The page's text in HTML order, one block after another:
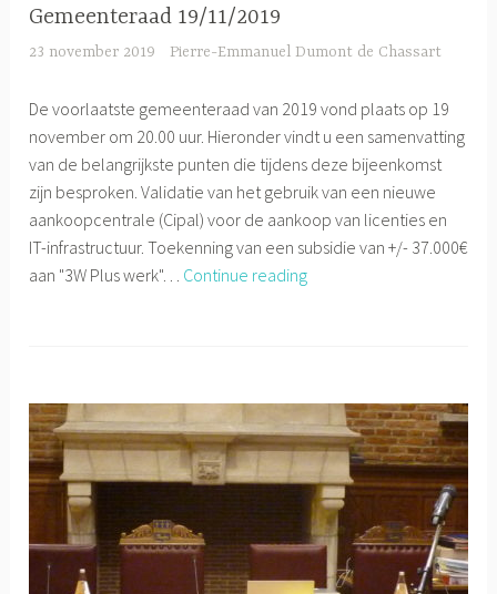
Gemeenteraad 19/11/2019
23 november 2019 Pierre-Emmanuel Dumont de Chassart
De voorlaatste gemeenteraad van 2019 vond plaats op 19
november om 20.00 uur. Hieronder vindt u een samenvatting
van de belangrijkste punten die tijdens deze bijeenkomst
zijn besproken. Validatie van het gebruik van een nieuwe
aankoopcentrale (Cipal) voor de aankoop van licenties en
IT-infrastructuur. Toekenning van een subsidie van +/- 37.000€
aan "3W Plus werk"… Continue readingGemeenteraad